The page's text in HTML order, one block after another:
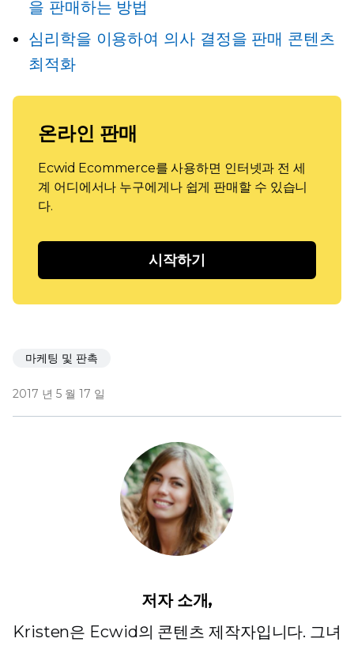
을 판매하는 방법
심리학을 이용하여 의사 결정을 판매 콘텐츠
최적화
온라인 판매
Ecwid Ecommerce를 사용하면 인터넷과 전 세
계 어디에서나 누구에게나 쉽게 판매할 수 있습니
다.
시작하기
마케팅 및 판촉
2017 년 5 월 17 일
저자 소개,
Kristen은 Ecwid의 콘텐츠 제작자입니다. 그녀